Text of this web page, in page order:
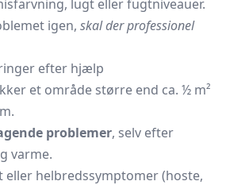
lugt eller fugtniveauer.
igen, skal der professionel
efter hjælp
et område større end ca. ½ m²
problemer, selv efter
varme.
eller helbredssymptomer (hoste,